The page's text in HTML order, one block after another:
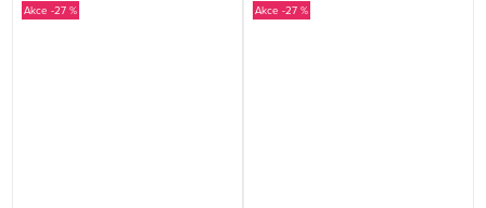
-27 %
-27 %